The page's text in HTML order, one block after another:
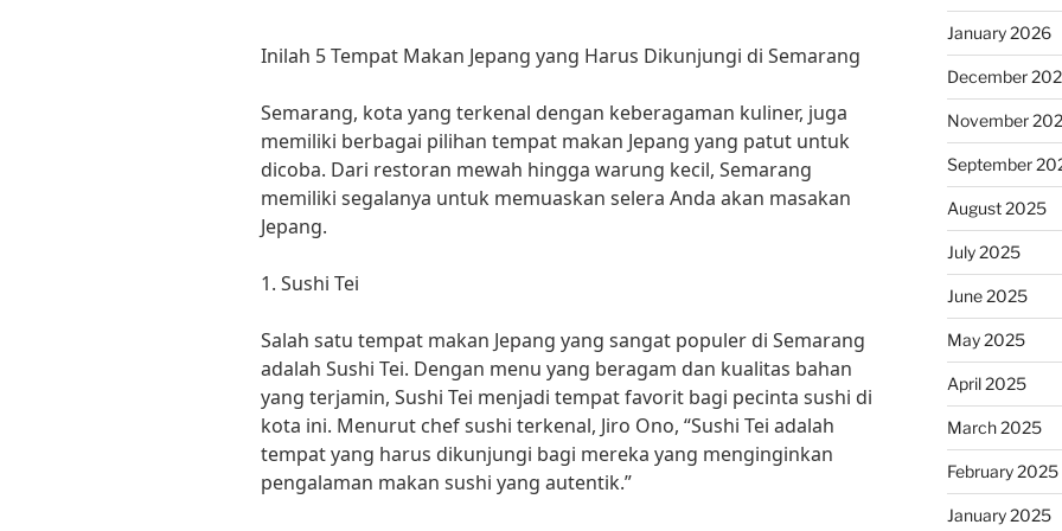
Inilah 5 Tempat Makan Jepang yang Harus Dikunjungi di Semarang
Semarang, kota yang terkenal dengan keberagaman kuliner, juga
memiliki berbagai pilihan tempat makan Jepang yang patut untuk
dicoba. Dari restoran mewah hingga warung kecil, Semarang
memiliki segalanya untuk memuaskan selera Anda akan masakan
Jepang.
1. Sushi Tei
Salah satu tempat makan Jepang yang sangat populer di Semarang
adalah Sushi Tei. Dengan menu yang beragam dan kualitas bahan
yang terjamin, Sushi Tei menjadi tempat favorit bagi pecinta sushi di
kota ini. Menurut chef sushi terkenal, Jiro Ono, “Sushi Tei adalah
tempat yang harus dikunjungi bagi mereka yang menginginkan
pengalaman makan sushi yang autentik.”
January 2026
December
November
September
August 2025
July 2025
June 2025
May 2025
April 2025
March 2025
February 2025
January 2025